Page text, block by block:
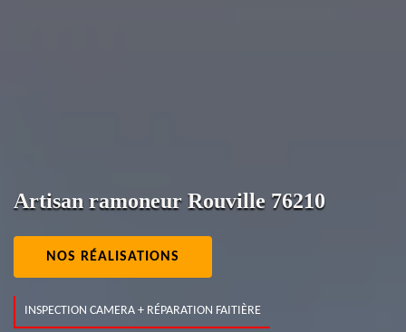
Artisan ramoneur Rouville 76210
NOS RÉALISATIONS
INSPECTION CAMERA + RÉPARATION FAITIÈRE